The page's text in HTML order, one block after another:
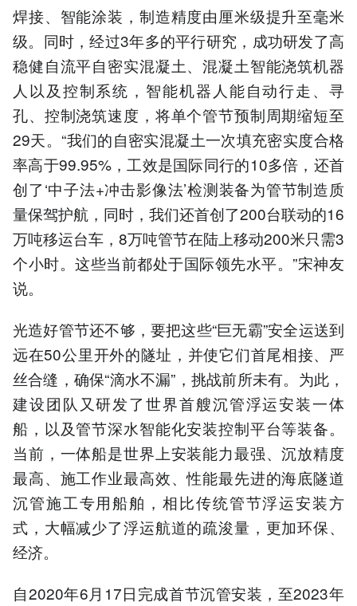
焊接、智能涂装，制造精度由厘米级提升至毫米
级。同时，经过3年多的平行研究，成功研发了高
稳健自流平自密实混凝土、混凝土智能浇筑机器
人以及控制系统，智能机器人能自动行走、寻
孔、控制浇筑速度，将单个管节预制周期缩短至
29天。“我们的自密实混凝土一次填充密实度合格
率高于99.95%，工效是国际同行的10多倍，还首
创了‘中子法+冲击影像法’检测装备为管节制造质
量保驾护航，同时，我们还首创了200台联动的16
万吨移运台车，8万吨管节在陆上移动200米只需3
个小时。这些当前都处于国际领先水平。”宋神友
说。
光造好管节还不够，要把这些“巨无霸”安全运送到
远在50公里开外的隧址，并使它们首尾相接、严
丝合缝，确保“滴水不漏”，挑战前所未有。为此，
建设团队又研发了世界首艘沉管浮运安装一体
船，以及管节深水智能化安装控制平台等装备。
当前，一体船是世界上安装能力最强、沉放精度
最高、施工作业最高效、性能最先进的海底隧道
沉管施工专用船舶，相比传统管节浮运安装方
式，大幅减少了浮运航道的疏浚量，更加环保、
经济。
自2020年6月17日完成首节沉管安装，至2023年